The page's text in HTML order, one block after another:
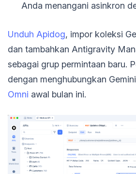
Anda menangani asinkron
Unduh Apidog, impor koleksi
dan tambahkan Antigravity
sebagai grup permintaan baru.
dengan menghubungkan
Omni awal bulan ini.